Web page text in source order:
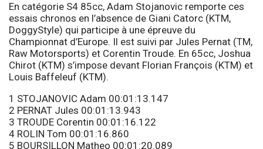
En catégorie S4 85cc, Adam Stojanovic remporte ces
essais chronos en l’absence de Giani Catorc (KTM,
DoggyStyle) qui participe à une épreuve du
Championnat d’Europe. Il est suivi par Jules Pernat (TM,
Raw Motorsports) et Corentin Troude. En 65cc, Joshua
Chirot (KTM) s’impose devant Florian François (KTM) et
Louis Baffeleuf (KTM).
1 STOJANOVIC Adam 00:01:13.147
2 PERNAT Jules 00:01:13.943
3 TROUDE Corentin 00:01:16.122
4 ROLIN Tom 00:01:16.860
5 BOURSILLON Matheo 00:01:20.089